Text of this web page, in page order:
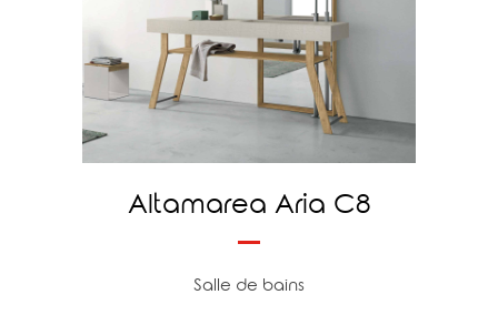
Altamarea Aria C8
Salle de bains